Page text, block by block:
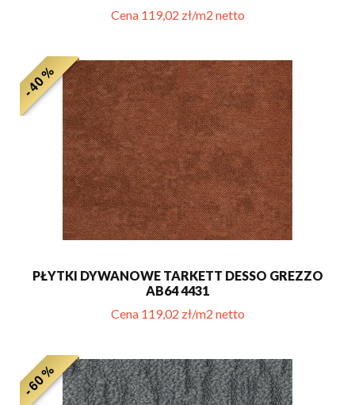
Cena 119,02 zł/m2 netto
- 40 %
PŁYTKI DYWANOWE TARKETT DESSO GREZZO
AB64 4431
Cena 119,02 zł/m2 netto
- 60 %